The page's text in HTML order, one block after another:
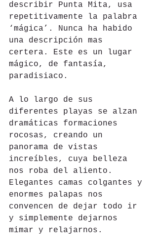
describir Punta Mita, usa
repetitivamente la palabra
‘mágica’. Nunca ha habido
una descripción mas
certera. Este es un lugar
mágico, de fantasía,
paradisiaco.
A lo largo de sus
diferentes playas se alzan
dramáticas formaciones
rocosas, creando un
panorama de vistas
increíbles, cuya belleza
nos roba del aliento.
Elegantes camas colgantes y
enormes palapas nos
convencen de dejar todo ir
y simplemente dejarnos
mimar y relajarnos.